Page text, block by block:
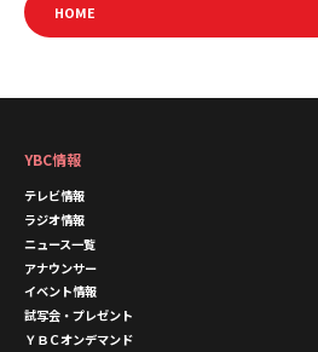
HOME
YBC情報
テレビ情報
ラジオ情報
ニュース一覧
アナウンサー
イベント情報
試写会・プレゼント
ＹＢＣオンデマンド